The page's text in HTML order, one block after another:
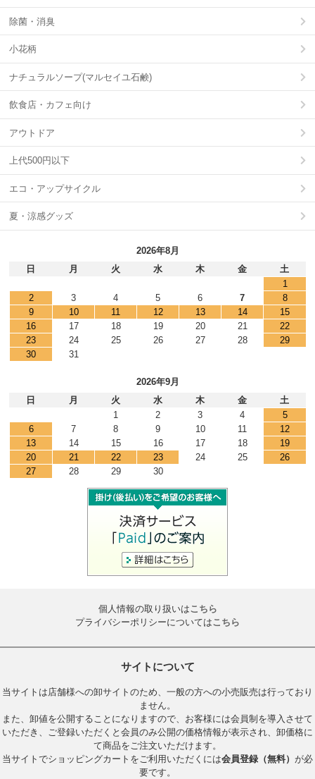
除菌・消臭
小花柄
ナチュラルソープ(マルセイユ石鹸)
飲食店・カフェ向け
アウトドア
上代500円以下
エコ・アップサイクル
夏・涼感グッズ
2026年8月
日
月 火 水 木 金
土
1
2
3 4 5 6 7
8
9
10 11 12 13 14
15
16
17 18 19 20 21
22
23
24 25 26 27 28
29
30
31
2026年9月
日
月 火 水 木 金
土
1
2 3 4
5
6
7 8 9 10 11
12
13
14 15 16 17 18
19
20
21 22 23 24 25
26
27
28 29 30
個人情報の取り扱いはこちら
プライバシーポリシーについてはこちら
サイトについて
当サイトは店舗様への卸サイトのため、一般の方への小売販売は行っており
ません。
また、卸値を公開することになりますので、お客様には会員制を導入させて
いただき、ご登録いただくと会員のみ公開の価格情報が表示され、卸価格に
て商品をご注文いただけます。
当サイトでショッピングカートをご利用いただくには会員登録（無料） が必
要です。